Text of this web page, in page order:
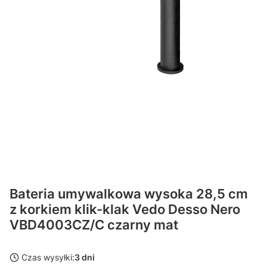
Bateria umywalkowa wysoka 28,5 cm
z korkiem klik-klak Vedo Desso Nero
VBD4003CZ/C czarny mat
Czas wysyłki:3 dni